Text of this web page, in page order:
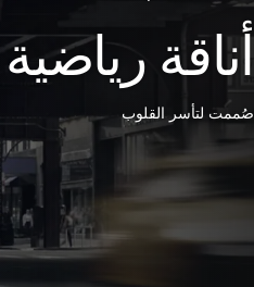
أناقة رياضية
صُممت لتأسر القلوب